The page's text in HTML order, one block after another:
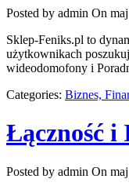
Posted by admin On
Sklep-Feniks.pl to
użytkownikach
wideodomofony i
Categories: Biznes,
Łączność i
Posted by admin On